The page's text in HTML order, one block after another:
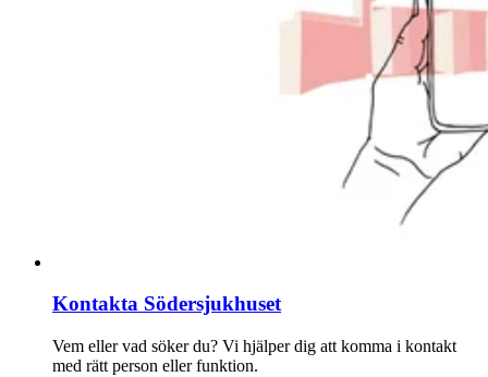
Kontakta Södersjukhuset
Vem eller vad söker du? Vi hjälper dig att komma i kontakt
med rätt person eller funktion.